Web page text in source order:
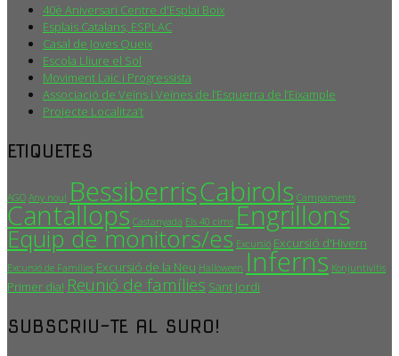
40è Aniversari Centre d'Esplai Boix
Esplais Catalans, ESPLAC
Casal de Joves Queix
Escola Lliure el Sol
Moviment Laic i Progressista
Associació de Veïns i Veïnes de l’Esquerra de l’Eixample
Projecte Localitza’t
ETIQUETES
AGO Any nou! BessiberrisCabirols Campaments
Cantallops Castanyada Els 40 cims Engrillons
Equip de monitors/es Excursió Excursió d'Hivern
Excursió de Famílies Excursió de la Neu Halloween Inferns Konjuntivitis
Primer dia! Reunió de famílies Sant Jordi
SUBSCRIU-TE AL SURO!